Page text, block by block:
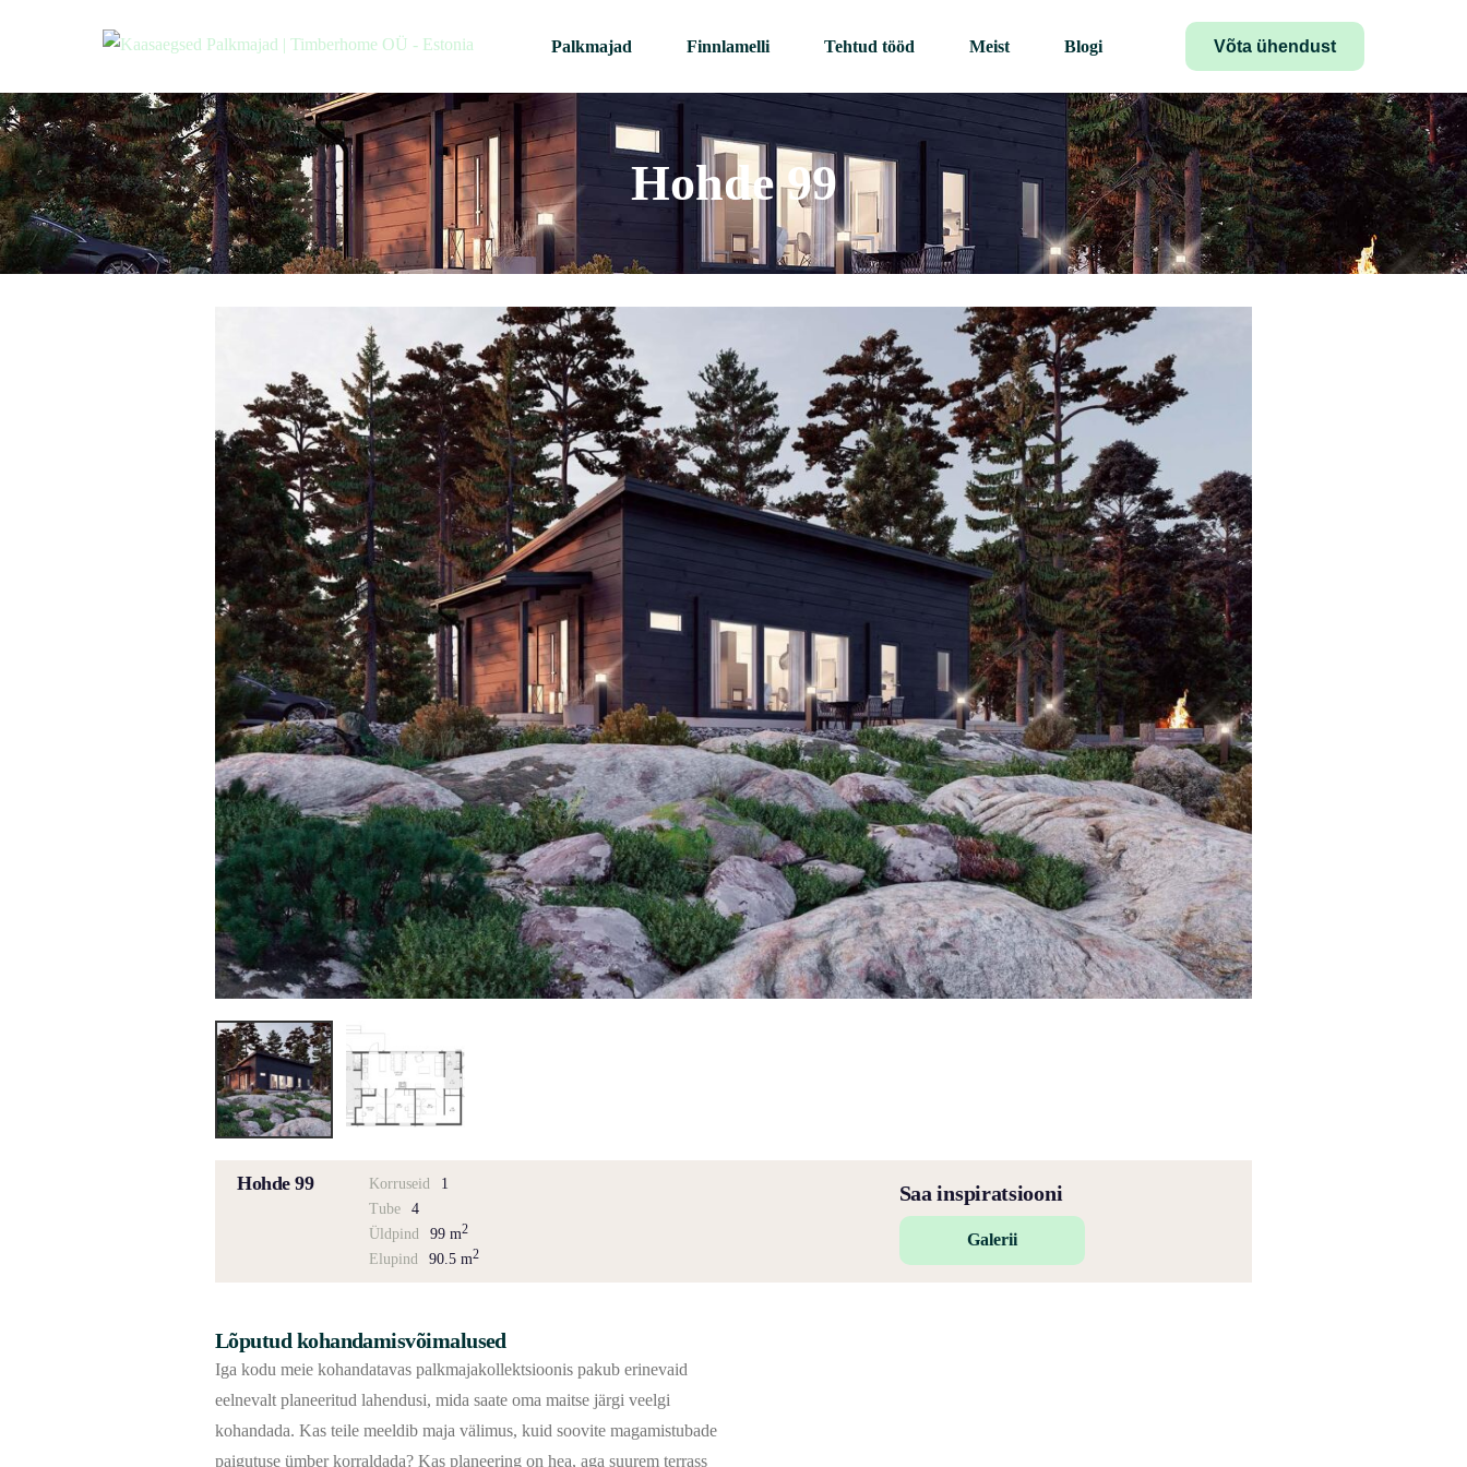
Palkmajad Finnlamelli Tehtud tööd Meist Blogi Võta ühendust
Hohde 99
Hohde 99 Korruseid
1
Tube
4
Üldpind
99 m2
Elupind 90.5 m2
Saa inspiratsiooni
Galerii
Lõputud kohandamisvõimalused
Iga kodu meie kohandatavas palkmajakollektsioonis pakub erinevaid
eelnevalt planeeritud lahendusi, mida saate oma maitse järgi veelgi
kohandada. Kas teile meeldib maja välimus, kuid soovite magamistubade
paigutuse ümber korraldada? Kas planeering on hea, aga suurem terrass